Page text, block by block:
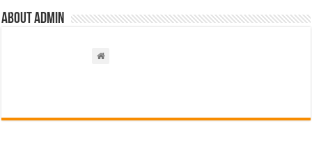
About admin